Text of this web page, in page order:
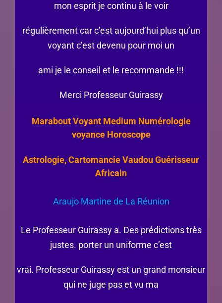
mon esprit je continu à le voir
régulièrement car c’est aujourd’hui plus qu’un
voyant c’est devenu pour moi un
ami je le conseil et le recommande !!!
Merci Professeur Guirassy
Marabout Voyant Medium Numérologie
voyance Horoscope
Astrologie, Cartomancie Vaudou Guérisseur
Africain
Araujo Martine de La Réunion
Le Professeur Guirassy a. Des prédictions très
justes. porter un uniforme c’est
vrai. Professeur Guirassy est un grand monsieur
qui ne juge pas et vu ma